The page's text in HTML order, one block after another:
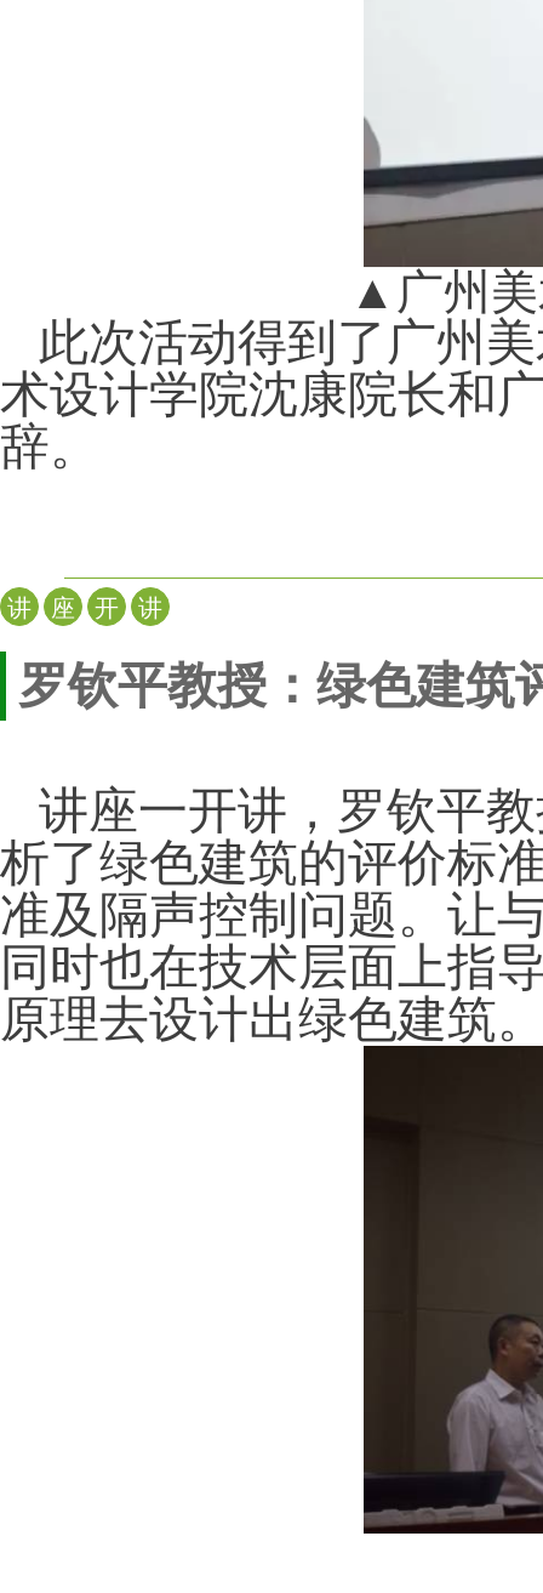
▲ 广州
此次活动得到了广州
术设计学院沈康院长和
辞。
讲 座 开 讲
罗钦平教授：绿色建筑
讲座一开讲，罗钦平
析了绿色建筑的评价标
准及隔声控制问题。让
同时也在技术层面上指
原理去设计出绿色建筑